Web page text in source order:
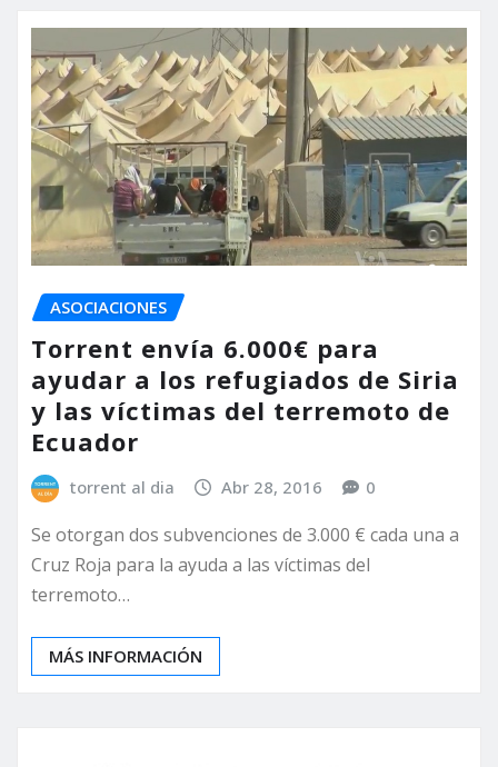
ASOCIACIONES
Torrent envía 6.000€ para
ayudar a los refugiados de Siria
y las víctimas del terremoto de
Ecuador
torrent al dia Abr 28, 2016 0
Se otorgan dos subvenciones de 3.000 € cada una a
Cruz Roja para la ayuda a las víctimas del
terremoto…
MÁS INFORMACIÓN